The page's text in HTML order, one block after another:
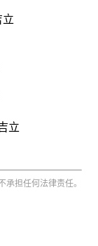
立
立
担任何法律责任。